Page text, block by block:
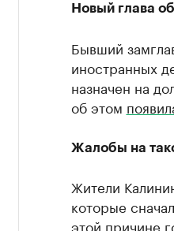
Новый глава
Бывший
иностранных
назначен на
об этом
Жалобы на
Жители
которые
этой причине